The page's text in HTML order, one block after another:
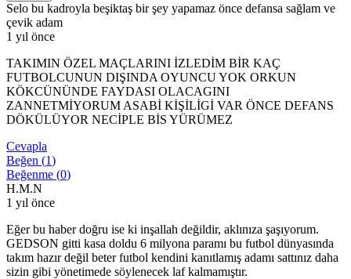
Selo bu kadroyla beşiktaş bir şey yapamaz önce defansa sağlam ve
çevik adam
1 yıl önce
TAKIMIN ÖZEL MAÇLARINI İZLEDİM BİR KAÇ
FUTBOLCUNUN DIŞINDA OYUNCU YOK ORKUN
KÖKCÜNÜNDE FAYDASI OLACAGINI
ZANNETMİYORUM ASABİ KİŞİLİGİ VAR ÖNCE DEFANS
DÖKÜLÜYOR NECİPLE BİS YÜRÜMEZ
Cevapla
Beğen (1)
Beğenme (0)
H.M.N
1 yıl önce
Eğer bu haber doğru ise ki inşallah değildir, aklınıza şaşıyorum.
GEDSON gitti kasa doldu 6 milyona paramı bu futbol dünyasında
takım hazır değil beter futbol kendini kanıtlamış adamı sattınız daha
sizin gibi yönetimede söylenecek laf kalmamıştır.